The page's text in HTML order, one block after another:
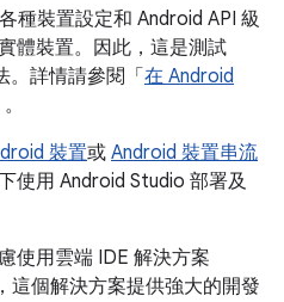
種裝置設定和 Android API 級
體裝置。因此，這是測試
詳情請參閱「 在 Android
裝置或 Android 裝置串流
使用 Android Studio 部署及
使用雲端 IDE 解決方案
這個解決方案提供強大的開發